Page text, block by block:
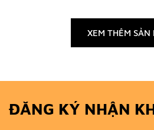
XEM THÊM SẢN
ĐĂNG KÝ NHẬN